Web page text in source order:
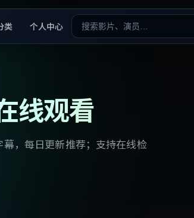
类 个人中心
线观看
，每日更新推荐；支持在线检